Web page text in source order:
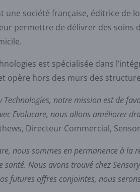
une société française, éditrice de
permettre de délivrer des soins
est spécialisée dans
opère hors des murs des
Technologies, notre mission est de
Evolucare, nous allons améliorer
Directeur Commercial,
nous sommes en permanence à
santé. Nous avons trouvé chez
futures offres conjointes, nous